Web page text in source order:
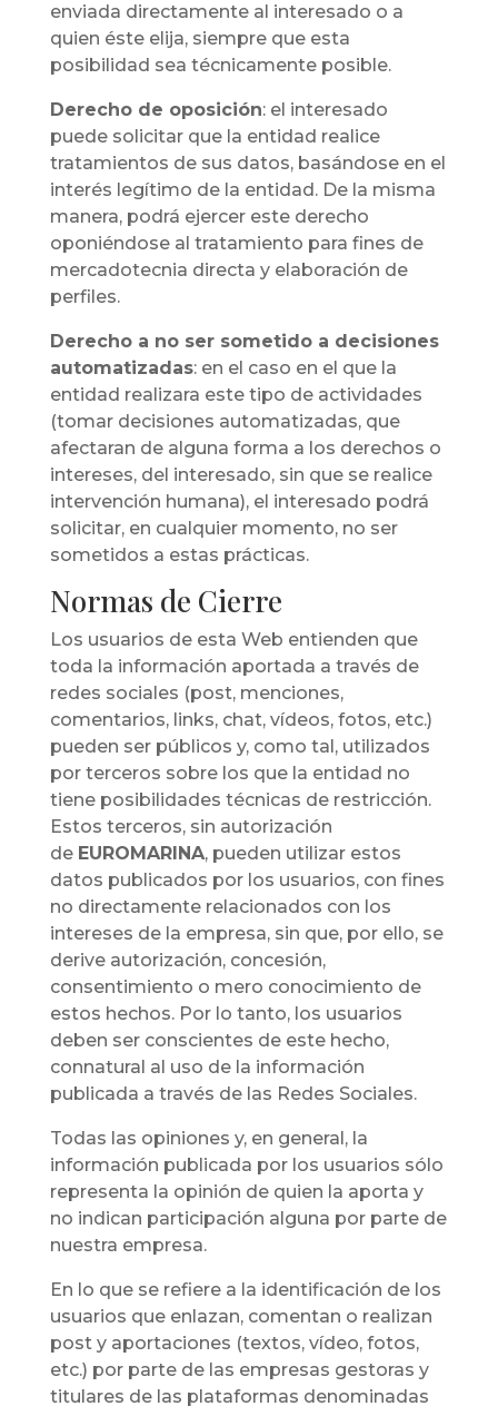
enviada directamente al interesado o a
quien éste elija, siempre que esta
posibilidad sea técnicamente posible.
Derecho de oposición: el interesado
puede solicitar que la entidad realice
tratamientos de sus datos, basándose en el
interés legítimo de la entidad. De la misma
manera, podrá ejercer este derecho
oponiéndose al tratamiento para fines de
mercadotecnia directa y elaboración de
perfiles.
Derecho a no ser sometido a decisiones
automatizadas: en el caso en el que la
entidad realizara este tipo de actividades
(tomar decisiones automatizadas, que
afectaran de alguna forma a los derechos o
intereses, del interesado, sin que se realice
intervención humana), el interesado podrá
solicitar, en cualquier momento, no ser
sometidos a estas prácticas.
Normas de Cierre
Los usuarios de esta Web entienden que
toda la información aportada a través de
redes sociales (post, menciones,
comentarios, links, chat, vídeos, fotos, etc.)
pueden ser públicos y, como tal, utilizados
por terceros sobre los que la entidad no
tiene posibilidades técnicas de restricción.
Estos terceros, sin autorización
de EUROMARINA, pueden utilizar estos
datos publicados por los usuarios, con fines
no directamente relacionados con los
intereses de la empresa, sin que, por ello, se
derive autorización, concesión,
consentimiento o mero conocimiento de
estos hechos. Por lo tanto, los usuarios
deben ser conscientes de este hecho,
connatural al uso de la información
publicada a través de las Redes Sociales.
Todas las opiniones y, en general, la
información publicada por los usuarios sólo
representa la opinión de quien la aporta y
no indican participación alguna por parte de
nuestra empresa.
En lo que se refiere a la identificación de los
usuarios que enlazan, comentan o realizan
post y aportaciones (textos, vídeo, fotos,
etc.) por parte de las empresas gestoras y
titulares de las plataformas denominadas